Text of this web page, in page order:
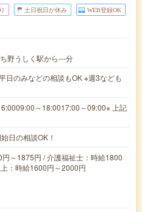
土日祝日が休み WEB登録OK
野うしく駅から---分
日のみなどの相談もOK ※週3なども
～18:0017:00～09:00※ 上記
日の相談OK！
～1875円 / 介護福祉士：時給1800
：時給1600円～2000円